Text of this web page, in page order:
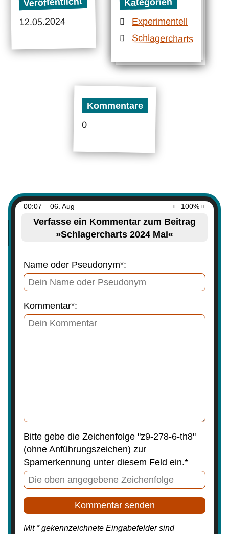
12.05.2024 Experimentell
Schlagercharts
Kommentare
0
00:07 06. Aug 100%
Verfasse ein Kommentar zum Beitrag
»Schlagercharts 2024 Mai«
Name oder Pseudonym*:
Kommentar*:
Bitte gebe die Zeichenfolge "z9-278-6-th8"
(ohne Anführungszeichen) zur
Spamerkennung unter diesem Feld ein.*
Mit * gekennzeichnete Eingabefelder sind